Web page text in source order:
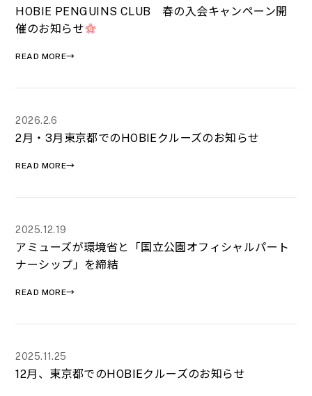
HOBIE PENGUINS CLUB 春の入会キャンペーン開
催のお知らせ
READ MORE→
2026.2.6
2月・3月東京都でのHOBIEクルーズのお知らせ
READ MORE→
2025.12.19
アミューズが環境省と「国立公園オフィシャルパート
ナーシップ」を締結
READ MORE→
2025.11.25
12月、東京都でのHOBIEクルーズのお知らせ